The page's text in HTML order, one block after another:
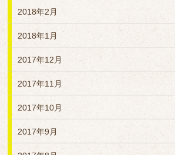
2018年2月
2018年1月
2017年12月
2017年11月
2017年10月
2017年9月